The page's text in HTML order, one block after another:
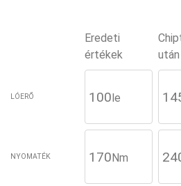
Eredeti
értékek
után
LÓERŐ 100le
NYOMATÉK 170Nm